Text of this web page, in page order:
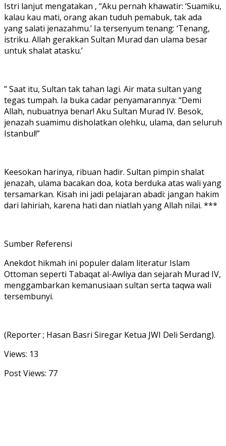
Istri lanjut mengatakan , “Aku pernah khawatir: ‘Suamiku,
kalau kau mati, orang akan tuduh pemabuk, tak ada
yang salati jenazahmu.’ Ia tersenyum tenang: ‘Tenang,
istriku. Allah gerakkan Sultan Murad dan ulama besar
untuk shalat atasku.’
” Saat itu, Sultan tak tahan lagi. Air mata sultan yang
tegas tumpah. Ia buka cadar penyamarannya: “Demi
Allah, nubuatnya benar! Aku Sultan Murad IV. Besok,
jenazah suamimu disholatkan olehku, ulama, dan seluruh
Istanbul!”
Keesokan harinya, ribuan hadir. Sultan pimpin shalat
jenazah, ulama bacakan doa, kota berduka atas wali yang
tersamarkan. Kisah ini jadi pelajaran abadi: jangan hakim
dari lahiriah, karena hati dan niatlah yang Allah nilai. ***
Sumber Referensi
Anekdot hikmah ini populer dalam literatur Islam
Ottoman seperti Tabaqat al-Awliya dan sejarah Murad IV,
menggambarkan kemanusiaan sultan serta taqwa wali
tersembunyi.
(Reporter ; Hasan Basri Siregar Ketua JWI Deli Serdang).
Views: 13
Post Views: 77